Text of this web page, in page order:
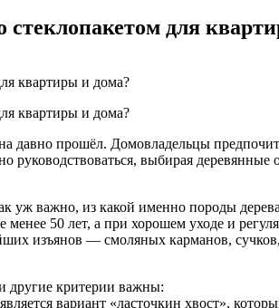
для
давно прошёл. Домовладельцы
выбирая деревянные
важно, из какой именно породы
менее 50 лет, а при хорошем уходе и
изъянов — смоляных карманов,
другие критерии важны:
вариант «ласточкин хвост»,